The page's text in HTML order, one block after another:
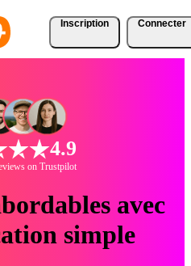
Inscription Connecter
4.9
on Trustpilot
avec
simple